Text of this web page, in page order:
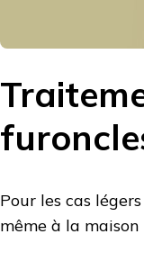
Pour les cas
même à la